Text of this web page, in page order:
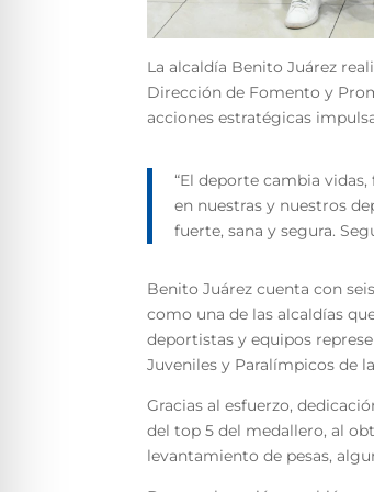
La alcaldía Benito Juárez
Dirección de Fomento y
acciones estratégicas
“El deporte cambia
en nuestras y nuestros
fuerte, sana y segura.
Benito Juárez cuenta con
como una de las alcaldías
deportistas y equipos
Juveniles y Paralímpicos de
Gracias al esfuerzo,
del top 5 del medallero, al
levantamiento de pesas,